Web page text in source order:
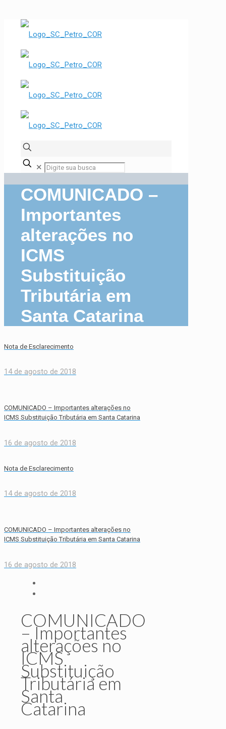
✕
COMUNICADO –
Importantes
alterações no
ICMS
Substituição
Tributária em
Santa Catarina
Nota de Esclarecimento
14 de agosto de 2018
COMUNICADO – Importantes alterações no
ICMS Substituição Tributária em Santa Catarina
16 de agosto de 2018
Nota de Esclarecimento
14 de agosto de 2018
COMUNICADO – Importantes alterações no
ICMS Substituição Tributária em Santa Catarina
16 de agosto de 2018
COMUNICADO
– Importantes
alterações no
ICMS
Substituição
Tributária em
Santa
Catarina